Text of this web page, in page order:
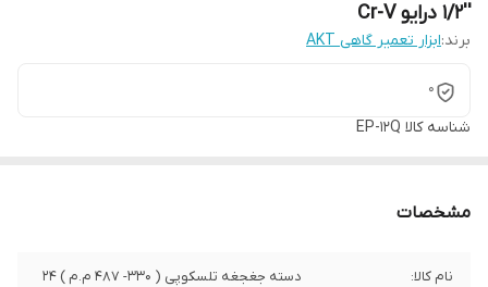
''1/2 درایو Cr-V
برند:ابزار تعمیر گاهی AKT
0
شناسه کالا EP-12Q
مشخصات
نام کالا:
دسته جغجغه تلسکوپی ( 330- 487 م.م ) 24